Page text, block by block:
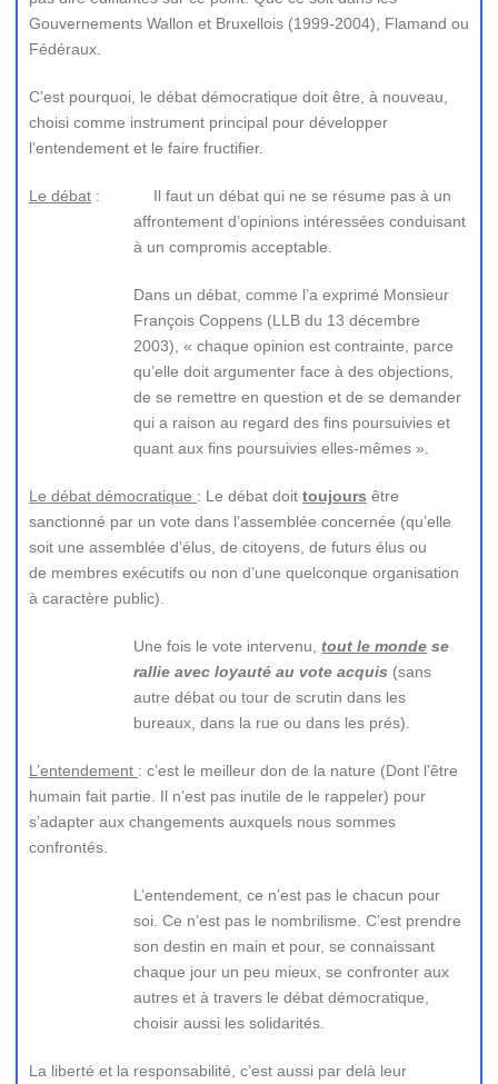
Gouvernements Wallon et Bruxellois (1999-2004), Flamand ou
Fédéraux.
C’est pourquoi, le débat démocratique doit être, à nouveau,
choisi comme instrument principal pour développer
l’entendement et le faire fructifier.
Le débat : Il faut un débat qui ne se résume pas à un
affrontement d’opinions intéressées conduisant
à un compromis acceptable.
Dans un débat, comme l’a exprimé Monsieur
François Coppens (LLB du 13 décembre
2003), « chaque opinion est contrainte, parce
qu’elle doit argumenter face à des objections,
de se remettre en question et de se demander
qui a raison au regard des fins poursuivies et
quant aux fins poursuivies elles-mêmes ».
Le débat démocratique : Le débat doit toujours être
sanctionné par un vote dans l’assemblée concernée (qu’elle
soit une assemblée d’élus, de citoyens, de futurs élus ou
de membres exécutifs ou non d’une quelconque organisation
à caractère public).
Une fois le vote intervenu,tout le monde se
rallie avec loyauté au vote acquis (sans
autre débat ou tour de scrutin dans les
bureaux, dans la rue ou dans les prés).
L’entendement : c’est le meilleur don de la nature (Dont l’être
humain fait partie. Il n’est pas inutile de le rappeler) pour
s’adapter aux changements auxquels nous sommes
confrontés.
L’entendement, ce n’est pas le chacun pour
soi. Ce n’est pas le nombrilisme. C’est prendre
son destin en main et pour, se connaissant
chaque jour un peu mieux, se confronter aux
autres et à travers le débat démocratique,
choisir aussi les solidarités.
La liberté et la responsabilité, c’est aussi par delà leur